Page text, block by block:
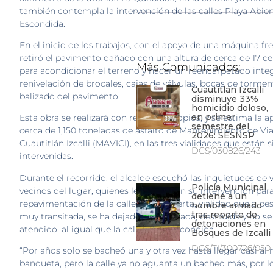
también contempla la intervención de las calles Playa
Escondida.
En el inicio de los trabajos, con el apoyo de una máquina
retiró el pavimento dañado con una altura de cerca de 17
para acondicionar el terreno y hacer un reencarpetado
renivelación de brocales, cajas de válvulas, bocas de
balizado del pavimento.
Esta obra se realizará con recursos propios, y se estima la
cerca de 1,150 toneladas de asfalto de Mantenimiento de
Cuautitlán Izcalli (MAVICI), en las tres vialidades que están
intervenidas.
Durante el recorrido, el alcalde escuchó las inquietudes de
vecinos del lugar, quienes le solicitaron su intervención
repavimentación de la calle Playa Abierta, vialidad que a
muy transitada, se ha dejado abandonada, destruida y no
atendido, al igual que la calle Playa Escondida.
“Por años solo se bacheó una y otra vez hasta llegar casi al
banqueta, pero la calle ya no aguanta un bacheo más, por
Más Comunicados:
Cuautitlán Izcalli
disminuye 33%
homicidio doloso,
en primer
semestre del
2026: SESNSP
DCS/030826/243
Policía Municipal
detiene a un
hombre armado
tras reporte de
detonaciones en
Bosques de Izcalli
DCS/TI/300726/050